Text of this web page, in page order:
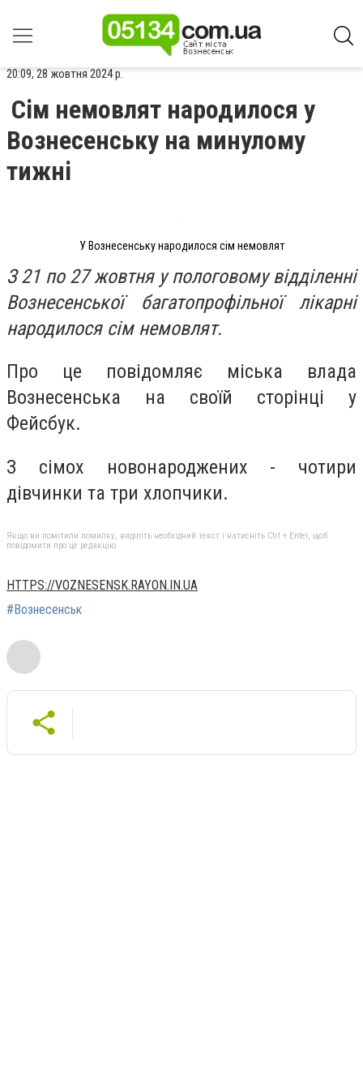
20:09, 28 жовтня 2024 р.
Сім немовлят народилося у
Вознесенську на минулому
тижні
У Вознесенську народилося сім немовлят
З 21 по 27 жовтня у пологовому відділенні
Вознесенської багатопрофільної лікарні
народилося сім немовлят.
Про це повідомляє міська влада
Вознесенська на своїй сторінці у
Фейсбук.
З сімох новонароджених - чотири
дівчинки та три хлопчики.
Якщо ви помітили помилку, виділіть необхідний текст і натисніть Ctrl + Enter, щоб
повідомити про це редакцію
HTTPS://VOZNESENSK.RAYON.IN.UA
#Вознесенськ